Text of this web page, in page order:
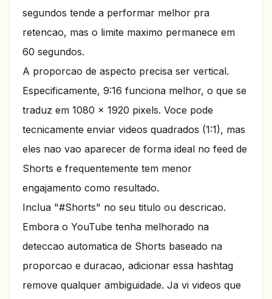
segundos tende a performar melhor pra
retencao, mas o limite maximo permanece em
60 segundos.
A proporcao de aspecto precisa ser vertical.
Especificamente, 9:16 funciona melhor, o que se
traduz em 1080 x 1920 pixels. Voce pode
tecnicamente enviar videos quadrados (1:1), mas
eles nao vao aparecer de forma ideal no feed de
Shorts e frequentemente tem menor
engajamento como resultado.
Inclua "#Shorts" no seu titulo ou descricao.
Embora o YouTube tenha melhorado na
deteccao automatica de Shorts baseado na
proporcao e duracao, adicionar essa hashtag
remove qualquer ambiguidade. Ja vi videos que